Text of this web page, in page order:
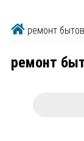
ремонт
ремонт